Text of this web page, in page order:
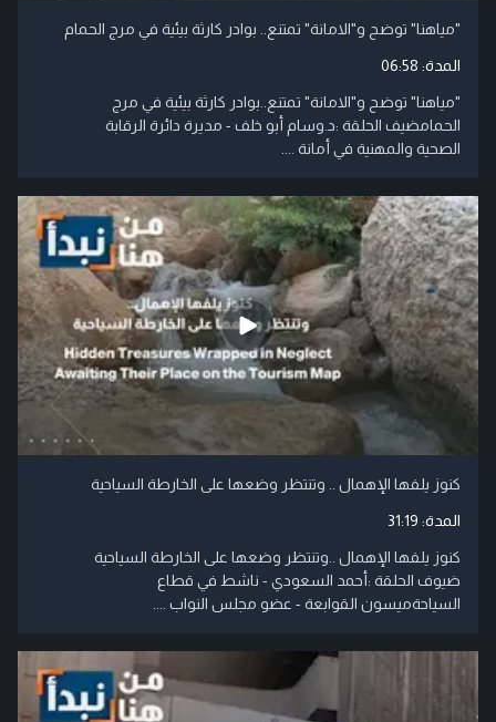
"مياهنا" توضح و"الامانة" تمتنع.. بوادر كارثة بيئية في مرج الحمام
المدة: 06:58
"مياهنا" توضح و"الامانة" تمتنع..بوادر كارثة بيئية في مرج
الحمامضيف الحلقة :د.وسام أبو خلف - مديرة دائرة الرقابة
الصحية والمهنية في أمانة ....
كنوز يلفها الإهمال .. وتنتظر وضعها على الخارطة السياحية
المدة: 31:19
كنوز يلفها الإهمال ..وتنتظر وضعها على الخارطة السياحية
ضيوف الحلقة :أحمد السعودي - ناشط في قطاع
السياحةميسون القوابعة - عضو مجلس النواب ....